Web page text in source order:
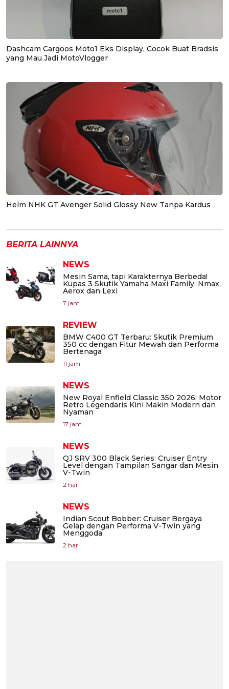
Dashcam Cargoos Moto1 Eks Display, Cocok Buat Bradsis
yang Mau Jadi MotoVlogger
Helm NHK GT Avenger Solid Glossy New Tanpa Kardus
BERITA LAINNYA
NEWS
Mesin Sama, tapi Karakternya Berbeda!
Kupas 3 Skutik Yamaha Maxi Family: Nmax,
Aerox dan Lexi
7 jam
REVIEW
BMW C400 GT Terbaru: Skutik Premium
350 cc dengan Fitur Mewah dan Performa
Bertenaga
11 jam
NEWS
New Royal Enfield Classic 350 2026: Motor
Retro Legendaris Kini Makin Modern dan
Nyaman
17 jam
NEWS
QJ SRV 300 Black Series: Cruiser Entry
Level dengan Tampilan Sangar dan Mesin
V-Twin
2 hari
NEWS
Indian Scout Bobber: Cruiser Bergaya
Gelap dengan Performa V-Twin yang
Menggoda
2 hari